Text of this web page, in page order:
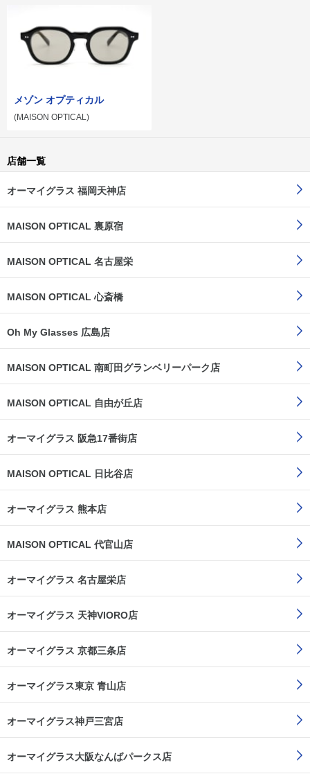
メゾン オプティカル
(MAISON OPTICAL)
店舗一覧
オーマイグラス 福岡天神店
MAISON OPTICAL 裏原宿
MAISON OPTICAL 名古屋栄
MAISON OPTICAL 心斎橋
Oh My Glasses 広島店
MAISON OPTICAL 南町田グランベリーパーク店
MAISON OPTICAL 自由が丘店
オーマイグラス 阪急17番街店
MAISON OPTICAL 日比谷店
オーマイグラス 熊本店
MAISON OPTICAL 代官山店
オーマイグラス 名古屋栄店
オーマイグラス 天神VIORO店
オーマイグラス 京都三条店
オーマイグラス東京 青山店
オーマイグラス神戸三宮店
オーマイグラス大阪なんばパークス店